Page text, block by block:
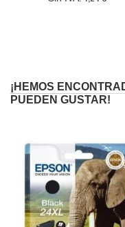
¡HEMOS
PUEDEN GUSTAR!